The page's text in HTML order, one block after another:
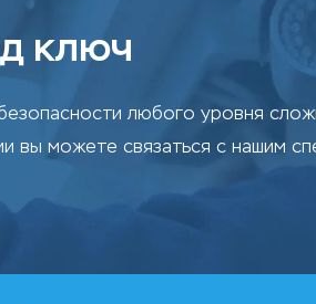
ключ
любого уровня
вы можете связаться с нашим